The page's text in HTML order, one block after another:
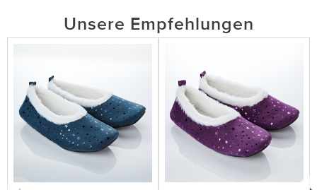
Unsere Empfehlungen